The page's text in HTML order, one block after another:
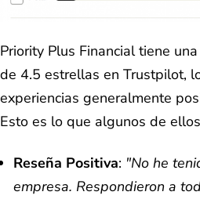
Priority Plus Financial tiene
de 4.5 estrellas en Trustpilot,
experiencias generalmente
Esto es lo que algunos de
Reseña Positiva: "No he
empresa. Respondieron a